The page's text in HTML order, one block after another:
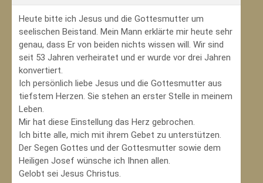
Heute bitte ich Jesus und die Gottesmutter um
seelischen Beistand. Mein Mann erklärte mir heute sehr
genau, dass Er von beiden nichts wissen will. Wir sind
seit 53 Jahren verheiratet und er wurde vor drei Jahren
konvertiert.
Ich persönlich liebe Jesus und die Gottesmutter aus
tiefstem Herzen. Sie stehen an erster Stelle in meinem
Leben.
Mir hat diese Einstellung das Herz gebrochen.
Ich bitte alle, mich mit ihrem Gebet zu unterstützen.
Der Segen Gottes und der Gottesmutter sowie dem
Heiligen Josef wünsche ich Ihnen allen.
Gelobt sei Jesus Christus.